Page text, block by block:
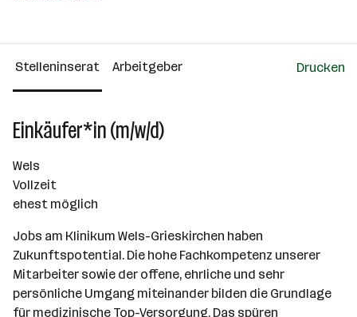
Über das Unternehmen
2501 - 10000 Mitarbeiter*innen
Stelleninserat Arbeitgeber Drucken
Einkäufer*in (m/w/d)
Wels
Vollzeit
ehest möglich
Jobs am Klinikum Wels-Grieskirchen haben
Zukunftspotential. Die hohe Fachkompetenz unserer
Mitarbeiter sowie der offene, ehrliche und sehr
persönliche Umgang miteinander bilden die Grundlage
für medizinische Top-Versorgung. Das spüren